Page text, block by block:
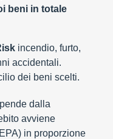
beni in totale
incendio, furto,
accidentali.
dei beni scelti.
dalla
avviene
in proporzione